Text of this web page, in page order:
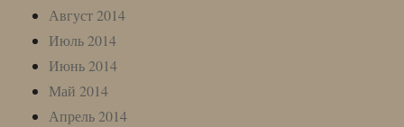
Август 2014
Июль 2014
Июнь 2014
Май 2014
Апрель 2014